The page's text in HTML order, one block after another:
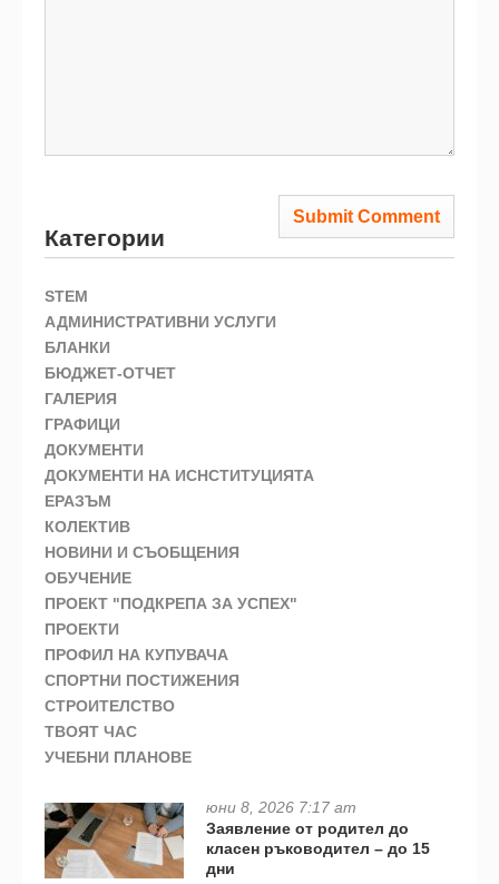
Категории
STEM
АДМИНИСТРАТИВНИ УСЛУГИ
БЛАНКИ
БЮДЖЕТ-ОТЧЕТ
ГАЛЕРИЯ
ГРАФИЦИ
ДОКУМЕНТИ
ДОКУМЕНТИ НА ИСНСТИТУЦИЯТА
ЕРАЗЪМ
КОЛЕКТИВ
НОВИНИ И СЪОБЩЕНИЯ
ОБУЧЕНИЕ
ПРОЕКТ "ПОДКРЕПА ЗА УСПЕХ"
ПРОЕКТИ
ПРОФИЛ НА КУПУВАЧА
СПОРТНИ ПОСТИЖЕНИЯ
СТРОИТЕЛСТВО
ТВОЯТ ЧАС
УЧЕБНИ ПЛАНОВЕ
юни 8, 2026 7:17 am
Заявление от родител до
класен ръководител – до 15
дни